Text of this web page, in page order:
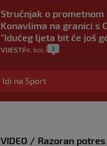
Stručnjak o prometnom
Konavlima na granici s
"Idućeg ljeta bit će još
VIJESTI 4. kol. 3
Iz Hrvatske u Italiju
mora. Provjerili smo
2
rajčica košta deset
Idi na Sport
VIDEO / Razoran